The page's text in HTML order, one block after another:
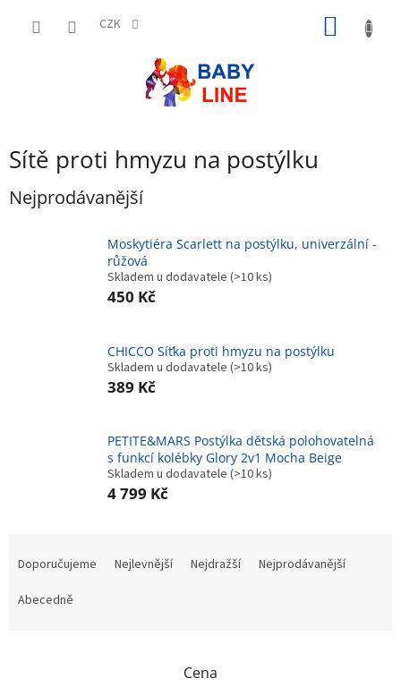
CZK
Sítě proti hmyzu na postýlku
Nejprodávanější
Moskytiéra Scarlett na postýlku, univerzální -
růžová
Skladem u dodavatele (>10 ks)
450 Kč
CHICCO Síťka proti hmyzu na postýlku
Skladem u dodavatele (>10 ks)
389 Kč
PETITE&MARS Postýlka dětská polohovatelná
s funkcí kolébky Glory 2v1 Mocha Beige
Skladem u dodavatele (>10 ks)
4 799 Kč
Doporučujeme Nejlevnější Nejdražší
Nejprodávanější
Abecedně
Cena